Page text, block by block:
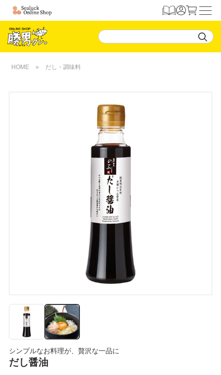
HOME » だし・調味料
シンプルなお料理が、贅沢な一品に
だし醤油